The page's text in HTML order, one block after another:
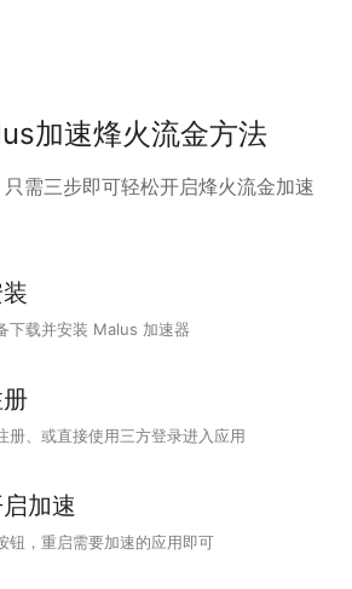
加速烽火流金方法
需三步即可轻松开启烽火流金加速
下载并安装 Malus 加速器
册、或直接使用三方登录进入应用
加速
钮，重启需要加速的应用即可